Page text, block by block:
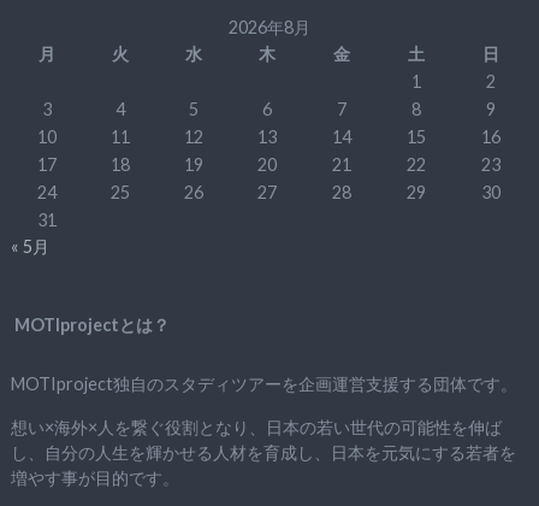
2026年8月
月
火 水 木 金 土
日
1
2
3
4 5 6 7 8
9
10
11 12 13 14 15
16
17
18 19 20 21 22
23
24
25 26 27 28 29
30
31
« 5月
MOTIprojectとは？
MOTIproject独自のスタディツアーを企画運営支援する団体です。
想い×海外×人を繋ぐ役割となり、日本の若い世代の可能性を伸ば
し、自分の人生を輝かせる人材を育成し、日本を元気にする若者を
増やす事が目的です。